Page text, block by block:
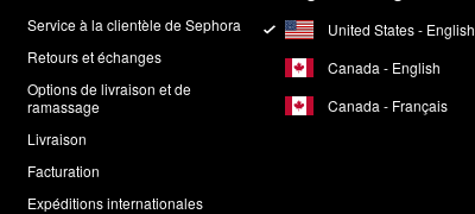
Service à la clientèle de Sephora
Retours et échanges
Options de livraison et de
ramassage
Livraison
Facturation
Expéditions internationales
United States - English
Canada - English
Canada - Français